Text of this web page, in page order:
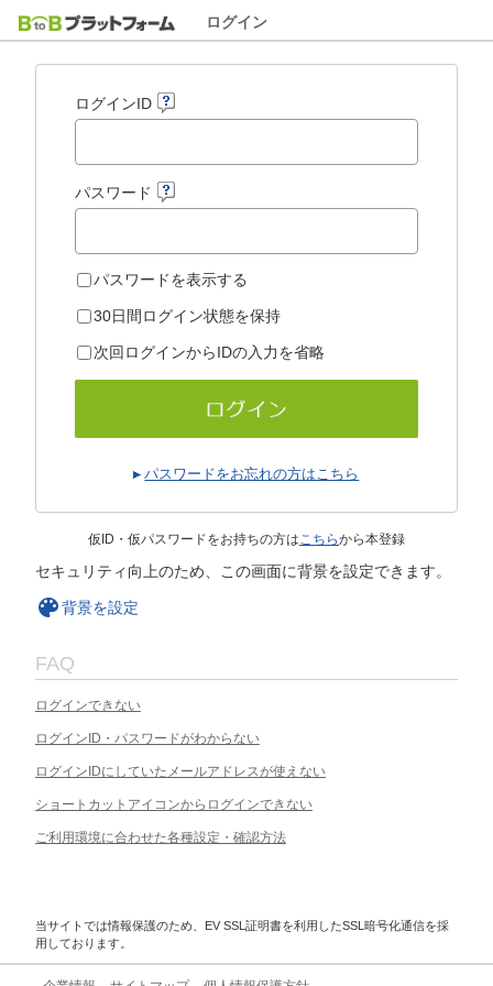
ログイン
ログインID
パスワード
パスワードを表示する
30日間ログイン状態を保持
次回ログインからIDの入力を省略
パスワードをお忘れの方はこちら
仮ID・仮パスワードをお持ちの方はこちらから本登録
セキュリティ向上のため、この画面に背景を設定できます。
背景を設定
FAQ
ログインできない
ログインID・パスワードがわからない
ログインIDにしていたメールアドレスが使えない
ショートカットアイコンからログインできない
ご利用環境に合わせた各種設定・確認方法
当サイトでは情報保護のため、EV SSL証明書を利用したSSL暗号化通信を採
用しております。